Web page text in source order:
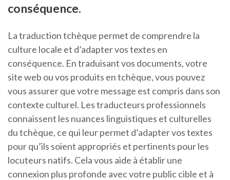
conséquence.
La traduction tchèque permet de comprendre la
culture locale et d’adapter vos textes en
conséquence. En traduisant vos documents, votre
site web ou vos produits en tchèque, vous pouvez
vous assurer que votre message est compris dans son
contexte culturel. Les traducteurs professionnels
connaissent les nuances linguistiques et culturelles
du tchèque, ce qui leur permet d’adapter vos textes
pour qu’ils soient appropriés et pertinents pour les
locuteurs natifs. Cela vous aide à établir une
connexion plus profonde avec votre public cible et à